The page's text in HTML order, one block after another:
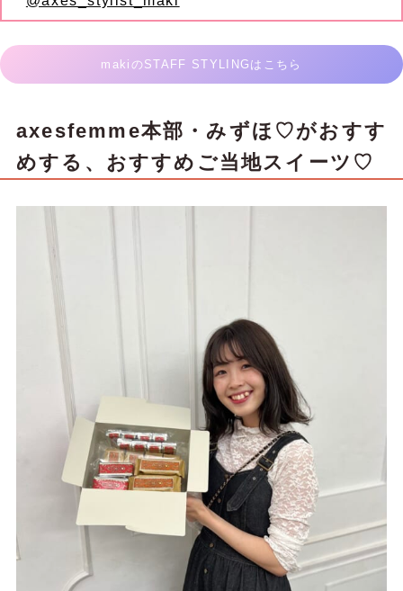
makiのSTAFF STYLINGはこちら
axesfemme本部・みずほ♡がおすす
めする、おすすめご当地スイーツ♡